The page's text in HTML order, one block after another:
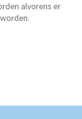
alvorens er